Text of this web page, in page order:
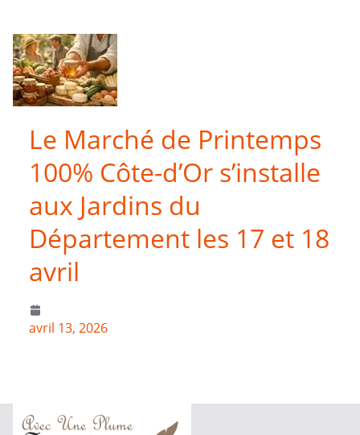
Le Marché de Printemps
100% Côte-d’Or s’installe
aux Jardins du
Département les 17 et 18
avril
avril 13, 2026